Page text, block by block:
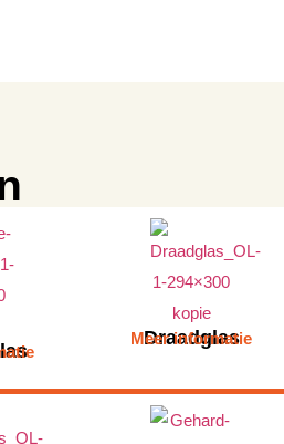
Draadglas
Meer informatie